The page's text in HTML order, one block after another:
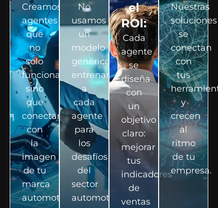
Creamos
agentes
que
no
solo
funcionan,
sino
que
conectan
con
la
imagen
de tu
marca
automotriz.
No
usamos
un
modelo
genérico;
entrenamos
a
cada
agente
para
los
desafíos
del
sector
automotriz.
el
ROI:
Cada
agente
se
diseña
con
un
objetivo
claro:
mejorar
tus
indicadores
de
ventas
Nuestras
soluciones
se
conectan
con
tus
y
crecen
al
ritmo
de tu
empresa.